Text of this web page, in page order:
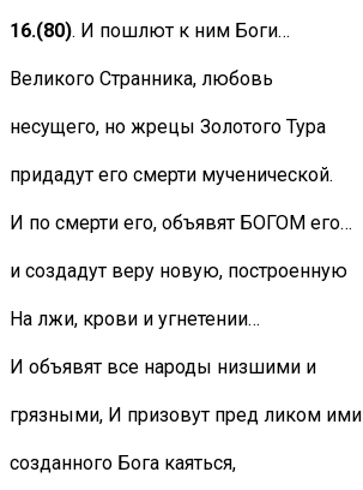
16.(80). И пошлют к ним Боги…
Великого Странника, любовь
несущего, но жрецы Золотого Тура
придадут его смерти мученической.
И по смерти его, объявят БОГОМ его…
и создадут веру новую, построенную
На лжи, крови и угнетении…
И объявят все народы низшими и
грязными, И призовут пред ликом ими
созданного Бога каяться,